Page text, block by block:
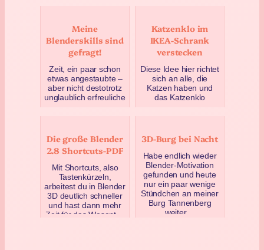
Die große Blender
2.8 Shortcuts-PDF
Mit Shortcuts, also
Tastenkürzeln,
arbeitest du in Blender
3D deutlich schneller
und hast dann mehr
Zeit für das Wesent…
Katzenklo im
IKEA-Schrank
verstecken
Diese Idee hier richtet
sich an alle, die
Katzen haben und
das Katzenklo
Februar 10, 2018
3D-Burg bei Nacht
Habe endlich wieder
Blender-Motivation
gefunden und heute
nur ein paar wenige
Stündchen an meiner
Burg Tannenberg
weiter…
Oktober 20, 2016
G…
August 25, 2016
Meine
Blenderskills sind
gefragt!
Zeit, ein paar schon
etwas angestaubte –
aber nicht destotrotz
unglaublich erfreuliche